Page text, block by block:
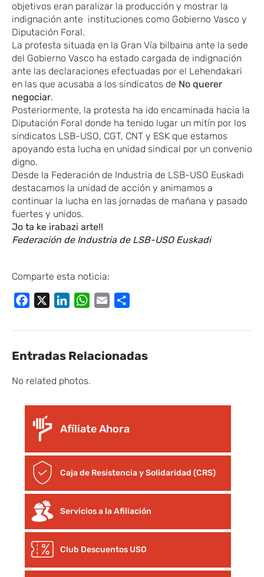
objetivos eran paralizar la producción y mostrar la
indignación ante instituciones como Gobierno Vasco y
Diputación Foral.
La protesta situada en la Gran Vía bilbaina ante la sede
del Gobierno Vasco ha estado cargada de indignación
ante las declaraciones efectuadas por el Lehendakari
en las que acusaba a los sindicatos de No querer
negociar.
Posteriormente, la protesta ha ido encaminada hacia la
Diputación Foral donde ha tenido lugar un mitín por los
sindicatos LSB-USO, CGT, CNT y ESK que estamos
apoyando esta lucha en unidad sindical por un convenio
digno.
Desde la Federación de Industria de LSB-USO Euskadi
destacamos la unidad de acción y animamos a
continuar la lucha en las jornadas de mañana y pasado
fuertes y unidos.
Jo ta ke irabazi arte!!
Federación de Industria de LSB-USO Euskadi
Comparte esta noticia:
Facebook LinkedInWhatsApp
Email
Entradas Relacionadas
No related photos.
Afíliate Ahora
Caja de Resistencia y Solidaridad (CRS)
Servicios a la Afiliación
Club Descuentos USO